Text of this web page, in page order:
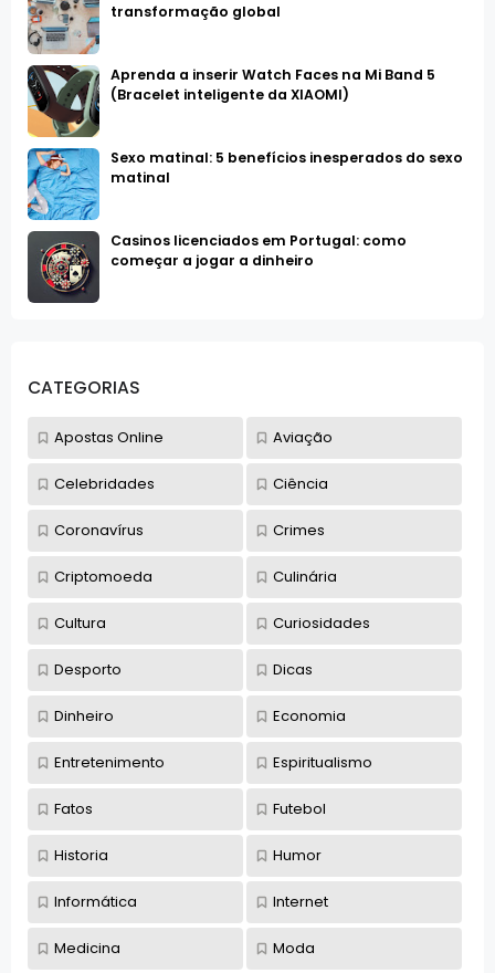
transformação global
Aprenda a inserir Watch Faces na Mi Band 5
(Bracelet inteligente da XIAOMI)
Sexo matinal: 5 benefícios inesperados do sexo
matinal
Casinos licenciados em Portugal: como
começar a jogar a dinheiro
CATEGORIAS
Apostas Online Aviação
Celebridades Ciência
Coronavírus Crimes
Criptomoeda Culinária
Cultura Curiosidades
Desporto Dicas
Dinheiro Economia
Entretenimento Espiritualismo
Fatos Futebol
Historia Humor
Informática Internet
Medicina Moda